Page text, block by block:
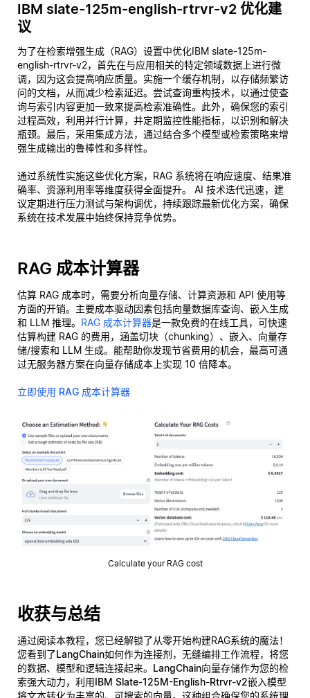
IBM slate-125m-english-rtrvr-v2 优化建
议
为了在检索增强生成（RAG）设置中优化IBM slate-125m-
english-rtrvr-v2，首先在与应用相关的特定领域数据上进行微
调，因为这会提高响应质量。实施一个缓存机制，以存储频繁访
问的文档，从而减少检索延迟。尝试查询重构技术，以通过使查
询与索引内容更加一致来提高检索准确性。此外，确保您的索引
过程高效，利用并行计算，并定期监控性能指标，以识别和解决
瓶颈。最后，采用集成方法，通过结合多个模型或检索策略来增
强生成输出的鲁棒性和多样性。
通过系统性实施这些优化方案，RAG 系统将在响应速度、结果准
确率、资源利用率等维度获得全面提升。 AI 技术迭代迅速，建
议定期进行压力测试与架构调优，持续跟踪最新优化方案，确保
系统在技术发展中始终保持竞争优势。
RAG 成本计算器
估算 RAG 成本时，需要分析向量存储、计算资源和 API 使用等
方面的开销。主要成本驱动因素包括向量数据库查询、嵌入生成
和 LLM 推理。 RAG 成本计算器是一款免费的在线工具，可快速
估算构建 RAG 的费用，涵盖切块（chunking）、嵌入、向量存
储/搜索和 LLM 生成。能帮助你发现节省费用的机会，最高可通
过无服务器方案在向量存储成本上实现 10 倍降本。
立即使用 RAG 成本计算器
Calculate your RAG cost
收获与总结
通过阅读本教程，您已经解锁了从零开始构建RAG系统的魔法！
您看到了LangChain如何作为连接剂，无缝编排工作流程，将您
的数据、模型和逻辑连接起来。 LangChain向量存储作为您的检
索强大动力，利用IBM Slate-125M-English-Rtrvr-v2嵌入模型
将文本转化为丰富的、可搜索的向量。这种组合确保您的系统理